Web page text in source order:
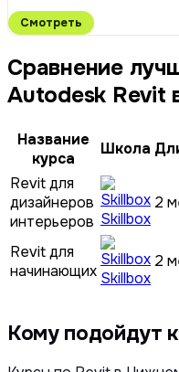
Смотреть
Сравнение лучших курсов по
Autodesk Revit
Название
курса
Школа
Revit для
дизайнеров
интерьеров Skillbox
2
Revit для
начинающих Skillbox
2
Кому подойдут